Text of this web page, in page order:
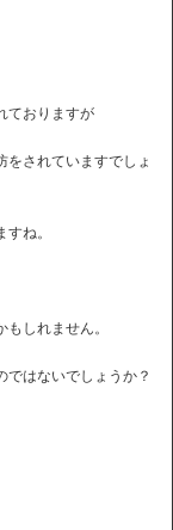
ておりますが
をされていますでしょ
すね。
もしれません。
ではないでしょうか？